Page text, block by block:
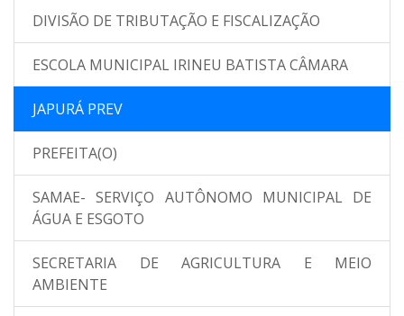
DIVISÃO DE TRIBUTAÇÃO E FISCALIZAÇÃO
ESCOLA MUNICIPAL IRINEU BATISTA CÂMARA
JAPURÁ PREV
PREFEITA(O)
SAMAE- SERVIÇO AUTÔNOMO MUNICIPAL DE
ÁGUA E ESGOTO
SECRETARIA DE AGRICULTURA E MEIO
AMBIENTE